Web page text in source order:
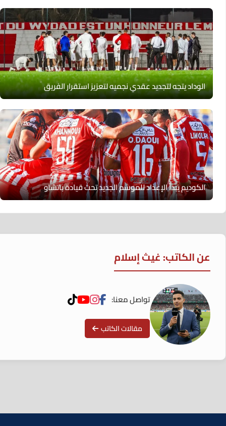
الوداد يتجه لتجديد عقدي نجميه لتعزيز استقرار الفريق
الكوديم يبدأ الإعداد للموسم الجديد تحت قيادة باتشاو
عن الكاتب: غيث إسلام
تواصل معنا:
مقالات الكاتب